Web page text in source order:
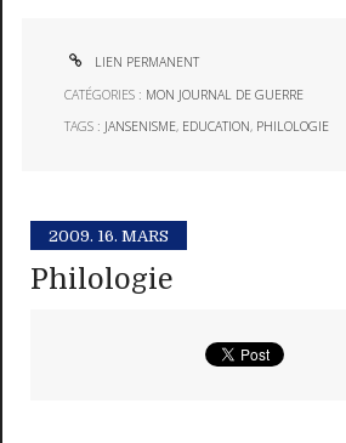
LIEN PERMANENT
CATÉGORIES : MON JOURNAL DE GUERRE
TAGS : JANSENISME, EDUCATION, PHILOLOGIE
2009. 16. MARS
Philologie